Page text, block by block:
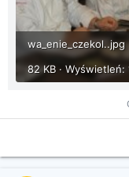
wa_enie_czekol..jpg
82 KB · Wyświetleń: